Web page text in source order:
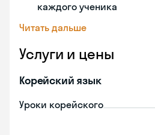
каждого ученика
Читать дальше
Услуги и цены
Корейский язык
Уроки корейского